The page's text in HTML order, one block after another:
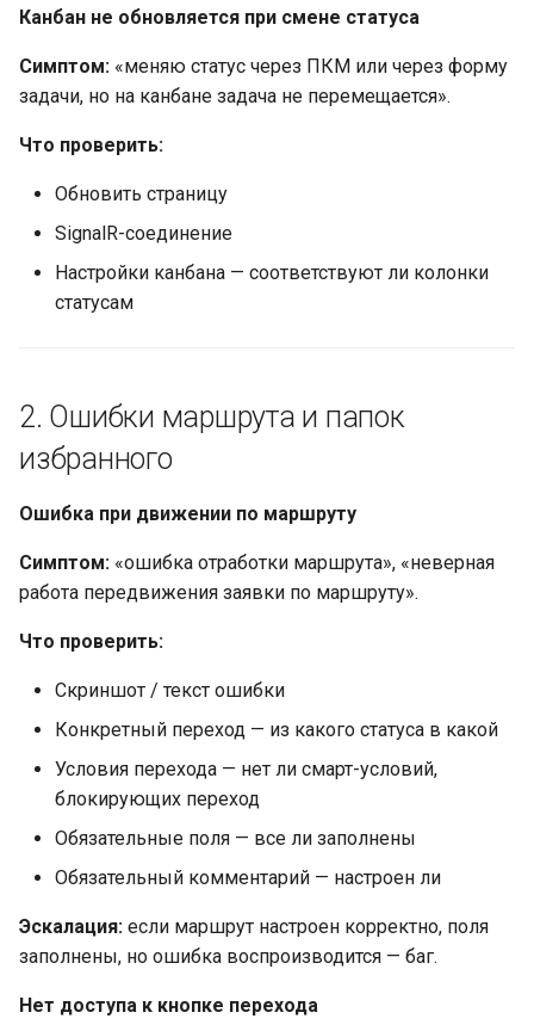
Канбан не обновляется при смене статуса
Симптом: «меняю статус через ПКМ или через форму
задачи, но на канбане задача не перемещается».
Что проверить:
Обновить страницу
SignalR-соединение
Настройки канбана — соответствуют ли колонки
статусам
2. Ошибки маршрута и папок
избранного
Ошибка при движении по маршруту
Симптом: «ошибка отработки маршрута», «неверная
работа передвижения заявки по маршруту».
Что проверить:
Скриншот / текст ошибки
Конкретный переход — из какого статуса в какой
Условия перехода — нет ли смарт-условий,
блокирующих переход
Обязательные поля — все ли заполнены
Обязательный комментарий — настроен ли
Эскалация: если маршрут настроен корректно, поля
заполнены, но ошибка воспроизводится — баг.
Нет доступа к кнопке перехода